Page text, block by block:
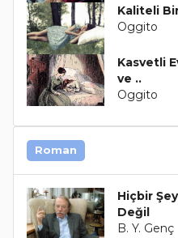
Kaliteli
Oggito
Kasvetli
ve ..
Oggito
Roman
Hiçbir
Değil
B. Y. Genç